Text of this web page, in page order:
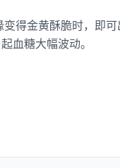
得金黄酥脆时，即
血糖大幅波动。